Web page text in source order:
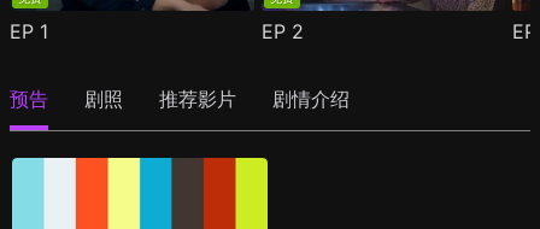
EP 1 EP 2
预告 剧照 推荐影片 剧情介绍